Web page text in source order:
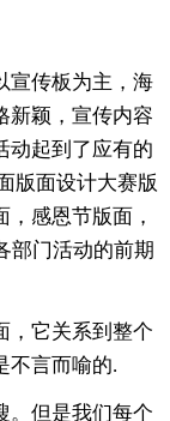
宣传板为主，海
新颖，宣传内容
动起到了应有的
版面设计大赛版
感恩节版面，
部门活动的前期
，它关系到整个
不言而喻的.
。但是我们每个